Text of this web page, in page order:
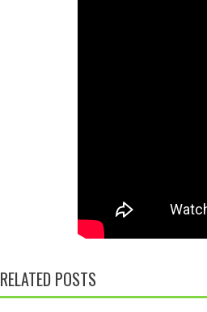
RELATED POSTS